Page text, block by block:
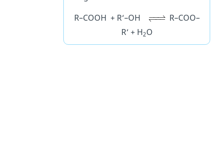
R–COOH + R‘–OH
R–COO–
R‘ + H2O